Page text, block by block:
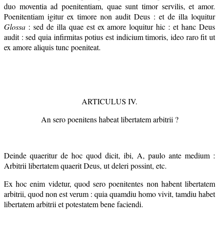
duo moventia ad poenitentiam, quae sunt timor servilis, et amor.
Poenitentiam igitur ex timore non audit Deus : et de illa loquitur
Glossa : sed de illa quae est ex amore loquitur hic : et hanc Deus
audit : sed quia infirmitas potius est indicium timoris, ideo raro fit ut
ex amore aliquis tunc poeniteat.
ARTICULUS IV.
An sero poenitens habeat libertatem arbitrii ?
Deinde quaeritur de hoc quod dicit, ibi, A, paulo ante medium :
Arbitrii libertatem quaerit Deus, ut deleri possint, etc.
Ex hoc enim videtur, quod sero poenitentes non habent libertatem
arbitrii, quod non est verum : quia quamdiu homo vivit, tamdiu habet
libertatem arbitrii et potestatem bene faciendi.